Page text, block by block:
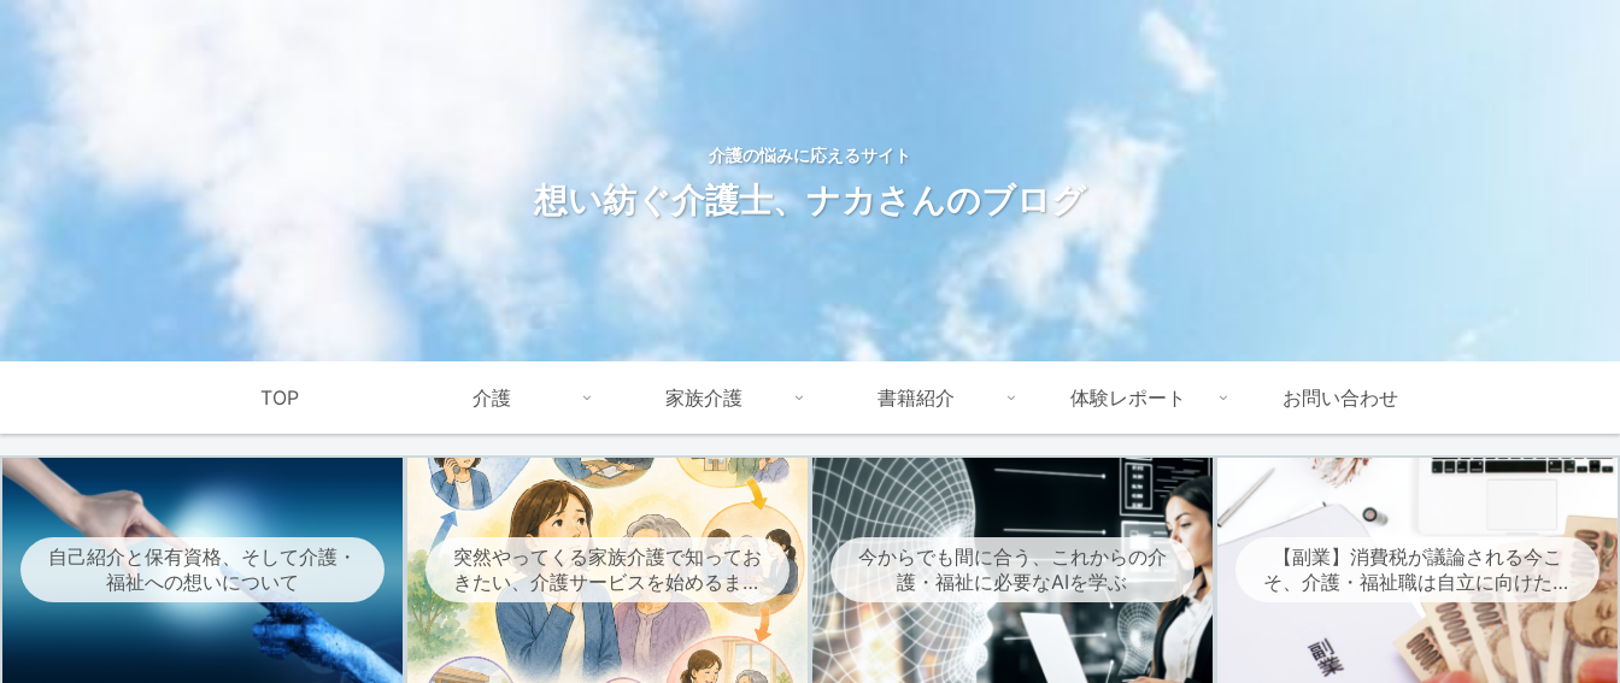
介護の悩みに応えるサイト
想い紡ぐ介護士、ナカさんのブログ
TOP 介護 家族介護 書籍紹介 体験レポート お問い合わせ
自己紹介と保有資格、そして介護・
福祉への想いについて
突然やってくる家族介護で知ってお
きたい、介護サービスを始めるまで
の流れ
今からでも間に合う、これからの介
護・福祉に必要なAIを学ぶ
【副業】消費税が議論される今こ
そ、介護・福祉職は自立に向けた副
業を考えよう